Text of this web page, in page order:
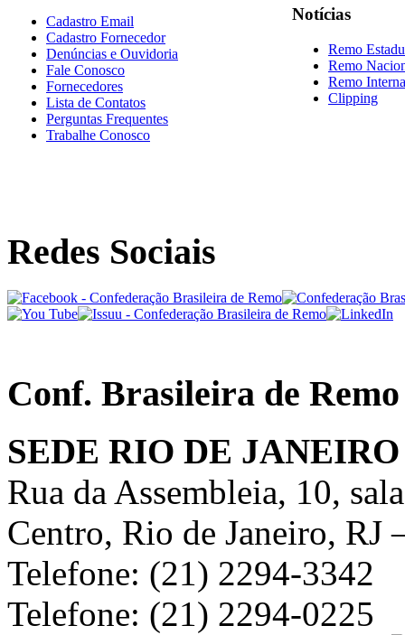
Cadastro Email
Cadastro Fornecedor
Denúncias e Ouvidoria
Fale Conosco
Fornecedores
Lista de Contatos
Perguntas Frequentes
Trabalhe Conosco
Notícias
Remo
Remo
Remo
Clipping
Redes Sociais
Conf. Brasileira de Remo
SEDE RIO DE JANEIRO
Rua da Assembleia, 10,
Centro, Rio de Janeiro, RJ
Telefone: (21) 2294-3342
Telefone: (21) 2294-0225